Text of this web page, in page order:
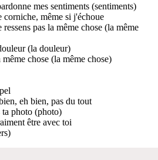
mes sentiments (sentiments)
même si j'échoue
pas la même chose (la même
(la douleur)
chose (la même chose)
eh bien, pas du tout
photo (photo)
être avec toi